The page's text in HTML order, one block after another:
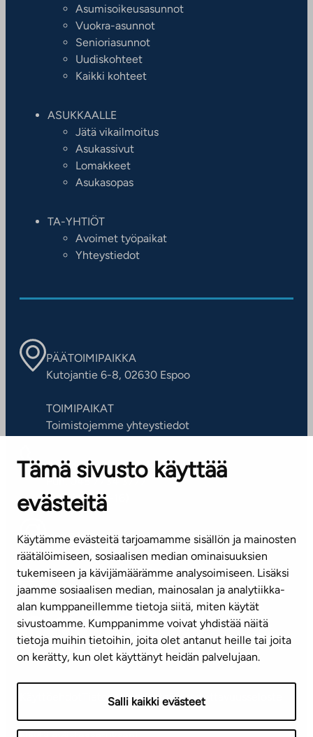
Tämä sivusto käyttää
evästeitä
Käytämme evästeitä tarjoamamme sisällön ja mainosten
räätälöimiseen, sosiaalisen median ominaisuuksien
tukemiseen ja kävijämäärämme analysoimiseen. Lisäksi
jaamme sosiaalisen median, mainosalan ja analytiikka-
alan kumppaneillemme tietoja siitä, miten käytät
sivustoamme. Kumppanimme voivat yhdistää näitä
tietoja muihin tietoihin, joita olet antanut heille tai joita
on kerätty, kun olet käyttänyt heidän palvelujaan.
Salli kaikki evästeet
Asumisoikeusasunnot
Vuokra-asunnot
Senioriasunnot
Uudiskohteet
Kaikki kohteet
ASUKKAALLE
Jätä vikailmoitus
Asukassivut
Lomakkeet
Asukasopas
TA-YHTIÖT
Avoimet työpaikat
Yhteystiedot
PÄÄTOIMIPAIKKA
Kutojantie 6-8, 02630 Espoo
TOIMIPAIKAT
Toimistojemme yhteystiedot
ASIAKASPALVELUKESKUS
Puh. 045 7734 3777
(arkisin klo 8-16)
info@ta.fi
Tilaa uutiskirje
Mediapankki
TietosuojaselosteSaavutettavuusseloste